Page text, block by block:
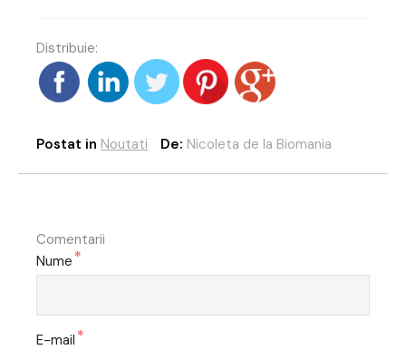
Distribuie:
Postat in Noutati De: Nicoleta de la Biomania
Comentarii
Nume *
E-mail *